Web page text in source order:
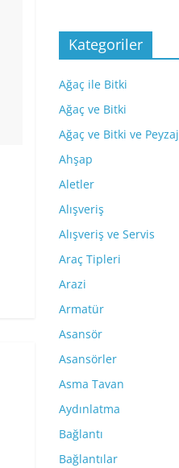
Kategoriler
Ağaç ile Bitki
Ağaç ve Bitki
Ağaç ve Bitki ve Peyzaj
Ahşap
Aletler
Alışveriş
Alışveriş ve Servis
Araç Tipleri
Arazi
Armatür
Asansör
Asansörler
Asma Tavan
Aydınlatma
Bağlantı
Bağlantılar